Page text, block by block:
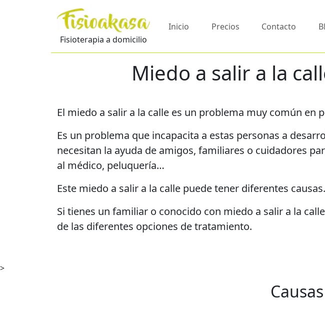
Fisioterapia a domicilio
Inicio Precios Contacto
Miedo a salir a la
El miedo a salir a la calle es un problema muy común en
Es un problema que incapacita a estas personas a
necesitan la ayuda de amigos, familiares o cuidadores
al médico, peluquería…
Este miedo a salir a la calle puede tener diferentes causas.
Si tienes un familiar o conocido con miedo a salir a la
de las diferentes opciones de tratamiento.
>